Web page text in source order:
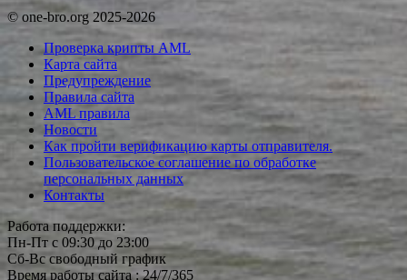
© one-bro.org 2025-2026
Проверка крипты AML
Карта сайта
Предупреждение
Правила сайта
AML правила
Новости
Как пройти верификацию карты отправителя.
Пользовательское соглашение по обработке
персональных данных
Контакты
Работа поддержки:
Пн-Пт с 09:30 до 23:00
Сб-Вс свободный график
Время работы сайта : 24/7/365